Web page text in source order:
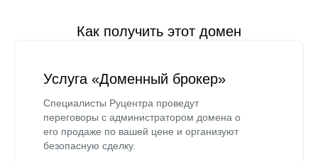
Как получить этот домен
Услуга «Доменный брокер»
Специалисты Руцентра проведут
переговоры с администратором домена о
его продаже по вашей цене и организуют
безопасную сделку.